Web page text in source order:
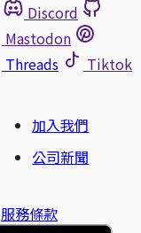
Discord
Mastodon
Threads
Tiktok
加入我們
公司新聞
服務條款